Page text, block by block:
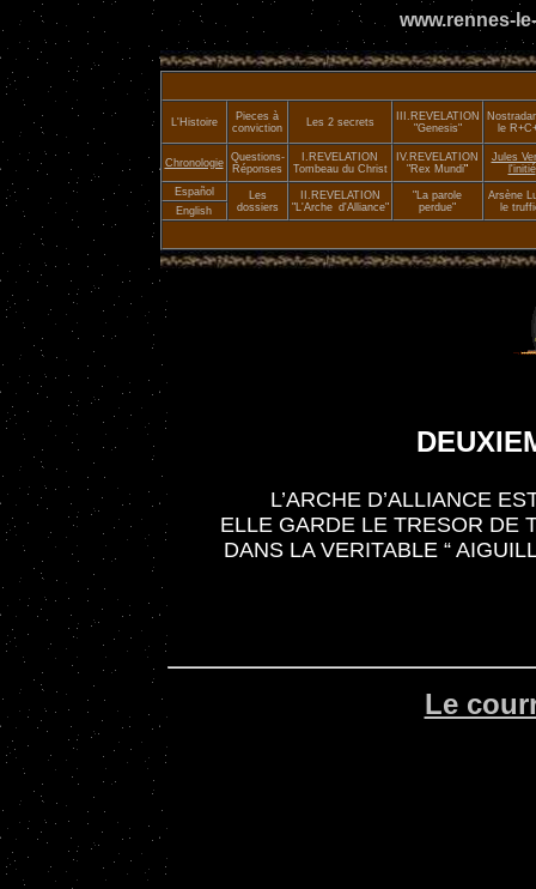
www.rennes-
L'Histoire
Pieces à
conviction
Les 2 secrets III. REVELATION
"Genesis"
le
Chronologie
Questions-
Réponses
I.REVELATION
Tombeau du Christ
IV.REVELATION
"Rex Mundi"
Jules
l'initié
Español
Les
dossiers
II. REVELATION
"L'Arche_ d'Alliance"
"La parole
perdue"
Arsène
le
English
L’ARCHE D’ALLIANCE
ELLE GARDE LE TRESOR DE
DANS LA VERITABLE “
Le